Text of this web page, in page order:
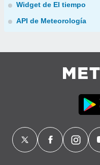
Widget de El tiempo
API de Meteorología